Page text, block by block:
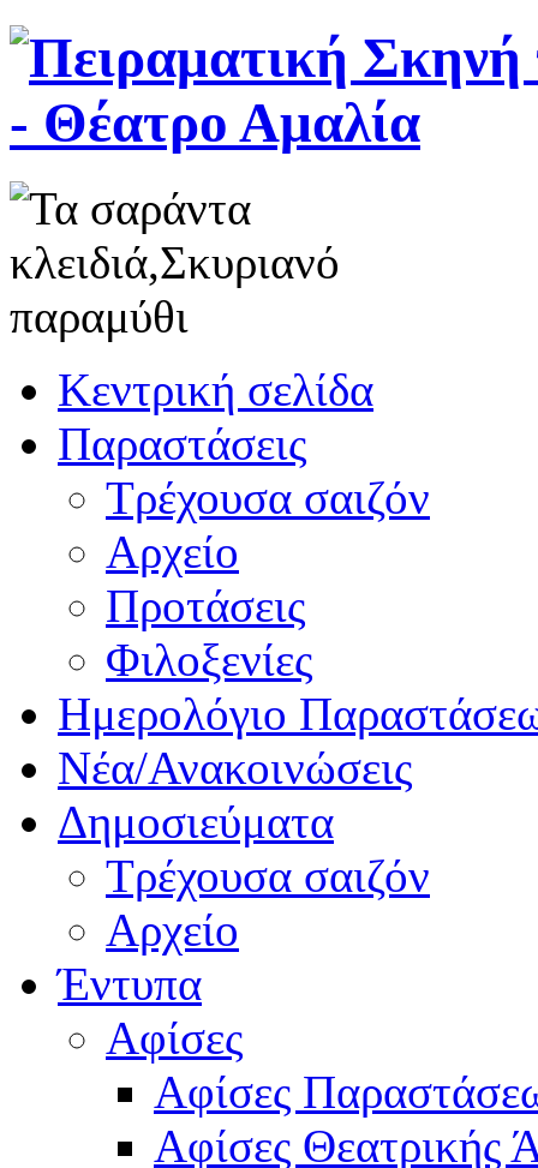
Κεντρική σελίδα
Παραστάσεις
Τρέχουσα σαιζόν
Αρχείο
Προτάσεις
Φιλοξενίες
Ημερολόγιο
Νέα/Ανακοινώσεις
Δημοσιεύματα
Τρέχουσα σαιζόν
Αρχείο
Έντυπα
Αφίσες
Αφίσες
Αφίσες Θεατρικής